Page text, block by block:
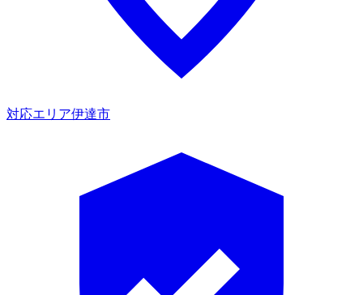
対応エリア伊達市